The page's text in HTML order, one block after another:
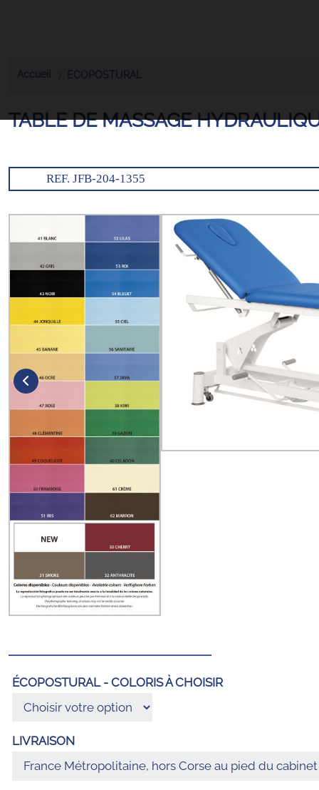
Accueil ECOPOSTURAL
TABLE DE MASSAGE
REF. JFB-204-1355
ÉCOPOSTURAL - COLORIS À CHOISIR
LIVRAISON